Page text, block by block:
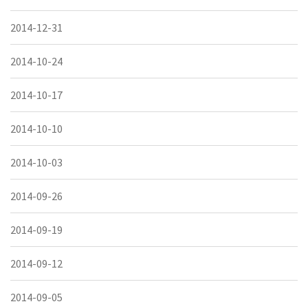
2014-12-31
2014-10-24
2014-10-17
2014-10-10
2014-10-03
2014-09-26
2014-09-19
2014-09-12
2014-09-05